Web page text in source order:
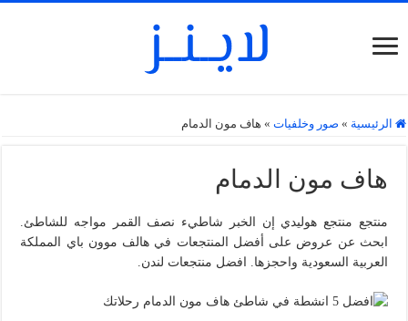
الرئيسية » صور وخلفيات » هاف مون الدمام
هاف مون الدمام
منتجع منتجع هوليدي إن الخبر شاطيء نصف القمر مواجه للشاطئ.
ابحث عن عروض على أفضل المنتجعات في هالف موون باي المملكة
العربية السعودية واحجزها. افضل منتجعات لندن.